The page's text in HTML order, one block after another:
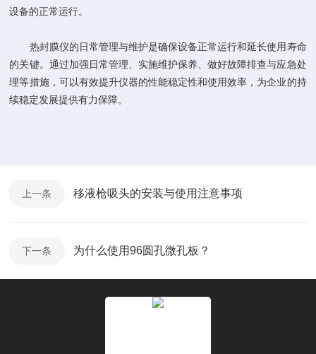
设备的正常运行。
热封膜仪的日常管理与维护是确保设备正常运行和延长使用寿命
的关键。通过加强日常管理、实施维护保养、做好故障排查与应急处
理等措施，可以有效提升仪器的性能稳定性和使用效率，为企业的持
续稳定发展提供有力保障。
上一条 移液枪吸头的安装与使用注意事项
下一条 为什么使用96圆孔微孔板？